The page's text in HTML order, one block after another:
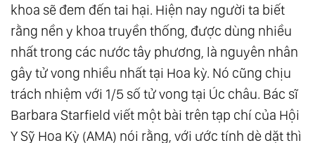
khoa sẽ đem đến tai hại. Hiện nay người ta biết
rằng nền y khoa truyền thống, được dùng nhiều
nhất trong các nước tây phương, là nguyên nhân
gây tử vong nhiều nhất tại Hoa kỳ. Nó cũng chịu
trách nhiệm với 1/5 số tử vong tại Úc châu. Bác sĩ
Barbara Starfield viết một bài trên tạp chí của Hội
Y Sỹ Hoa Kỳ (AMA) nói rằng, với ước tính dè dặt thì